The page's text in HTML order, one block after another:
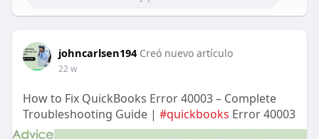
johncarlsen194 Creó nuevo artículo
22 w
How to Fix QuickBooks Error 40003 – Complete
Troubleshooting Guide | #quickbooks Error 40003